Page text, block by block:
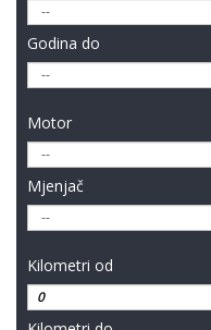
Godina do
Motor
Mjenjač
Kilometri od